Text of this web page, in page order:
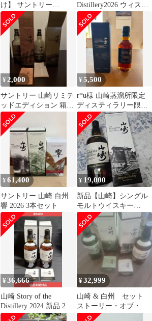
け】 サントリー
SUNTORY 山崎 ストー
リーオブザディスティ
ラリー 2024 700ml 国産
ウイスキー 【古酒】
Distillery2026 ウィスキ
ー
¥ 2,000
サントリー 山崎リミテ
ッドエディション 箱と
空き瓶と冊子
¥5,500
r*u様 山崎蒸溜所限定
ディスティラリー限定
180ml
¥61,400
サントリー 山崎 白州
響 2026 3本セット
¥ 19,000
新品【山崎】シングル
モルトウイスキー
☆2025年限定品☆
¥36,666
山崎 Story of the
Distillery 2024 新品 2本
セット
¥32,999
山崎 & 白州 セット
ストーリー・オブ・
ザ・ディスティラリー